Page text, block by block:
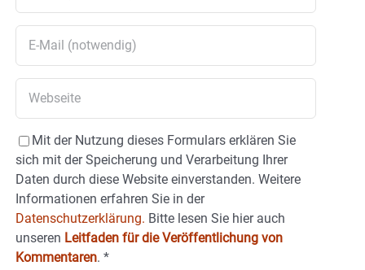
Mit der Nutzung dieses Formulars erklären Sie
sich mit der Speicherung und Verarbeitung Ihrer
Daten durch diese Website einverstanden. Weitere
Informationen erfahren Sie in der
Datenschutzerklärung. Bitte lesen Sie hier auch
unseren Leitfaden für die Veröffentlichung von
Kommentaren. *